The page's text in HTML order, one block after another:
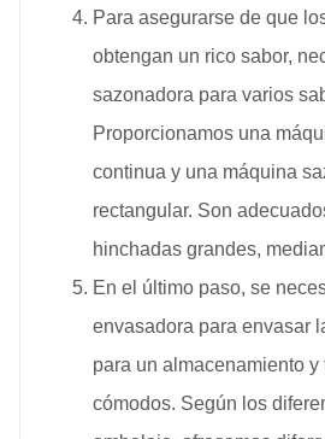
Para asegurarse de que
obtengan un rico sabor,
sazonadora para varios
Proporcionamos una
continua y una máquina
rectangular. Son
hinchadas grandes,
En el último paso, se
envasadora para envasar
para un almacenamiento y
cómodos. Según los